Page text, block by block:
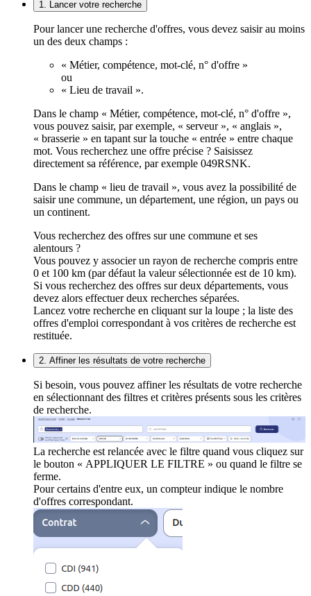
1. Lancer votre recherche
Pour lancer une recherche d'offres, vous devez saisir au moins
un des deux champs :
« Métier, compétence, mot-clé, n° d'offre »
ou
« Lieu de travail ».
Dans le champ « Métier, compétence, mot-clé, n° d'offre »,
vous pouvez saisir, par exemple, « serveur », « anglais »,
« brasserie » en tapant sur la touche « entrée » entre chaque
mot. Vous recherchez une offre précise ? Saisissez
directement sa référence, par exemple 049RSNK.
Dans le champ « lieu de travail », vous avez la possibilité de
saisir une commune, un département, une région, un pays ou
un continent.
Vous recherchez des offres sur une commune et ses
alentours ?
Vous pouvez y associer un rayon de recherche compris entre
0 et 100 km (par défaut la valeur sélectionnée est de 10 km).
Si vous recherchez des offres sur deux départements, vous
devez alors effectuer deux recherches séparées.
Lancez votre recherche en cliquant sur la loupe ; la liste des
offres d'emploi correspondant à vos critères de recherche est
restituée.
2. Affiner les résultats de votre recherche
Si besoin, vous pouvez affiner les résultats de votre recherche
en sélectionnant des filtres et critères présents sous les critères
de recherche.
La recherche est relancée avec le filtre quand vous cliquez sur
le bouton « APPLIQUER LE FILTRE » ou quand le filtre se
ferme.
Pour certains d'entre eux, un compteur indique le nombre
d'offres correspondant.